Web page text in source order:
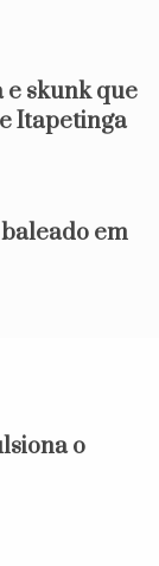
e skunk que
Itapetinga
em
o